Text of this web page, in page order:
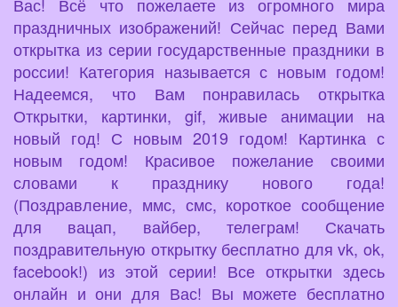
Вас! Всё что пожелаете из огромного мира
праздничных изображений! Сейчас перед Вами
открытка из серии государственные праздники в
россии! Категория называется с новым годом!
Надеемся, что Вам понравилась открытка
Открытки, картинки, gif, живые анимации на
новый год! С новым 2019 годом! Картинка с
новым годом! Красивое пожелание своими
словами к празднику нового года!
(Поздравление, ммс, смс, короткое сообщение
для вацап, вайбер, телеграм! Скачать
поздравительную открытку бесплатно для vk, ok,
facebook!) из этой серии! Все открытки здесь
онлайн и они для Вас! Вы можете бесплатно